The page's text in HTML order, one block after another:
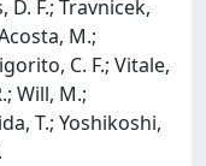
D. F.; Travnicek,
M.;
C. F.; Vitale,
Will, M.;
T.; Yoshikoshi,